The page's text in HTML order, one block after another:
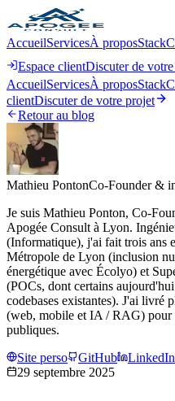
AccueilServicesÀ proposStack
Espace clientDiscuter de
AccueilServicesÀ proposStack
clientDiscuter de votre projet
Retour au blog
Mathieu PontonCo-Founder &
Je suis Mathieu Ponton, Co-
Apogée Consult à Lyon.
(Informatique), j'ai fait trois ans
Métropole de Lyon (inclusion
énergétique avec Écolyo) et
(POCs, dont certains
codebases existantes). J'ai livré
(web, mobile et IA / RAG) pour
publiques.
Site perso
GitHub
LinkedIn
29 septembre 2025